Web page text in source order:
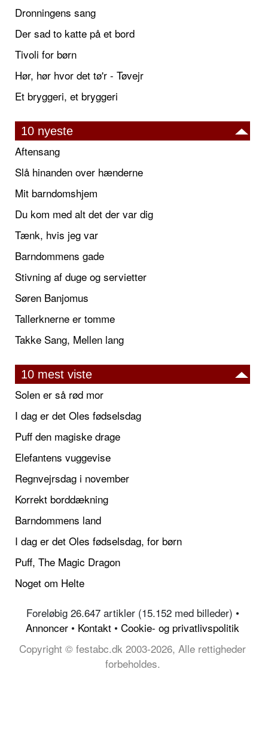
Dronningens sang
Der sad to katte på et bord
Tivoli for børn
Hør, hør hvor det tø'r - Tøvejr
Et bryggeri, et bryggeri
10 nyeste
Aftensang
Slå hinanden over hænderne
Mit barndomshjem
Du kom med alt det der var dig
Tænk, hvis jeg var
Barndommens gade
Stivning af duge og servietter
Søren Banjomus
Tallerknerne er tomme
Takke Sang, Mellen lang
10 mest viste
Solen er så rød mor
I dag er det Oles fødselsdag
Puff den magiske drage
Elefantens vuggevise
Regnvejrsdag i november
Korrekt borddækning
Barndommens land
I dag er det Oles fødselsdag, for børn
Puff, The Magic Dragon
Noget om Helte
Foreløbig 26.647 artikler (15.152 med billeder) •
Annoncer • Kontakt • Cookie- og privatlivspolitik
Copyright © festabc.dk 2003-2026, Alle rettigheder
forbeholdes.